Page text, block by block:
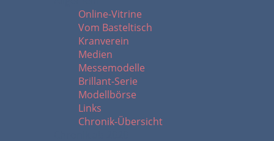
Online-Vitrine
Vom Basteltisch
Kranverein
Medien
Messemodelle
Brillant-Serie
Modellbörse
Links
Chronik-Übersicht